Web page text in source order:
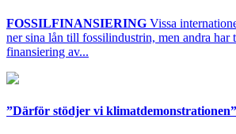
FOSSILFINANSIERING Vissa
ner sina lån till fossilindustrin, men andra har
finansiering av...
”Därför stödjer vi klimatdemonstrationen”